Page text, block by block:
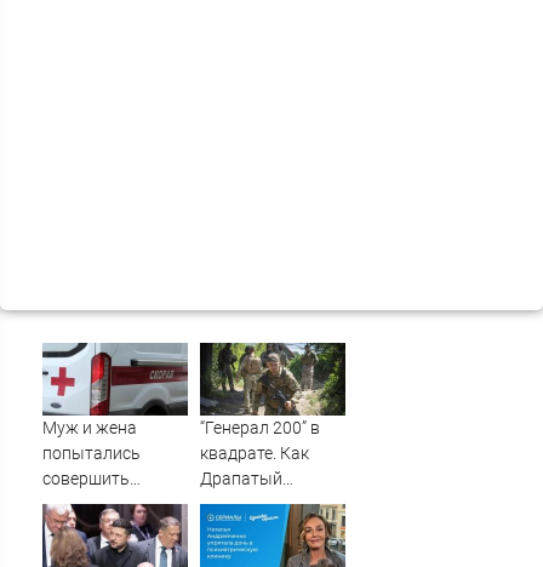
Муж и жена
попытались
совершить
суицид,
предупредив
оперативные
“Генерал 200” в
квадрате. Как
Драпатый
переплюнул
Сырского